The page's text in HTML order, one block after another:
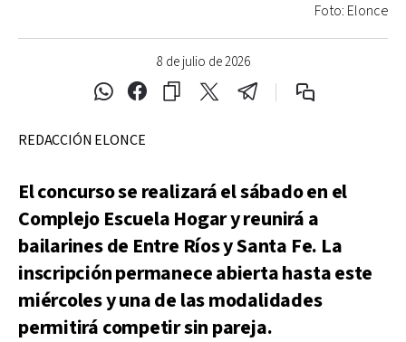
8 de julio de 2026
Foto: Elonce
REDACCIÓN ELONCE
El concurso se realizará el sábado en el
Complejo Escuela Hogar y reunirá a
bailarines de Entre Ríos y Santa Fe. La
inscripción permanece abierta hasta este
miércoles y una de las modalidades
permitirá competir sin pareja.